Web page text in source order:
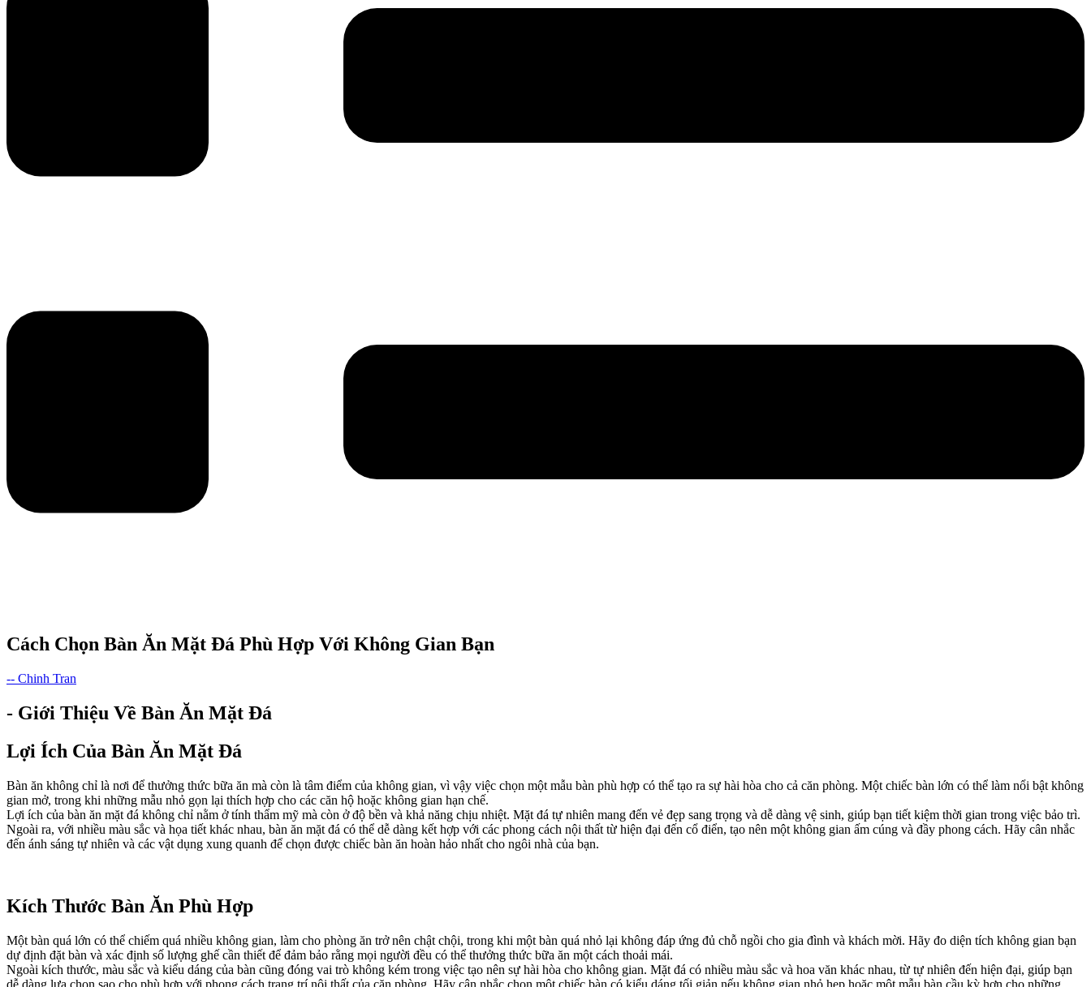
Cách Chọn Bàn Ăn Mặt Đá Phù Hợp Với Không Gian Bạn
-- Chinh Tran
- Giới Thiệu Về Bàn Ăn Mặt Đá
Lợi Ích Của Bàn Ăn Mặt Đá
Bàn ăn không chỉ là nơi để thưởng thức bữa ăn mà còn là tâm điểm của không gian, vì vậy việc chọn một mẫu bàn phù hợp có thể tạo ra sự hài hòa cho cả căn phòng. Một chiếc bàn lớn có thể làm nổi bật không
gian mở, trong khi những mẫu nhỏ gọn lại thích hợp cho các căn hộ hoặc không gian hạn chế.
Lợi ích của bàn ăn mặt đá không chỉ nằm ở tính thẩm mỹ mà còn ở độ bền và khả năng chịu nhiệt. Mặt đá tự nhiên mang đến vẻ đẹp sang trọng và dễ dàng vệ sinh, giúp bạn tiết kiệm thời gian trong việc bảo trì.
Ngoài ra, với nhiều màu sắc và họa tiết khác nhau, bàn ăn mặt đá có thể dễ dàng kết hợp với các phong cách nội thất từ hiện đại đến cổ điển, tạo nên một không gian ấm cúng và đầy phong cách. Hãy cân nhắc
đến ánh sáng tự nhiên và các vật dụng xung quanh để chọn được chiếc bàn ăn hoàn hảo nhất cho ngôi nhà của bạn.
Kích Thước Bàn Ăn Phù Hợp
Một bàn quá lớn có thể chiếm quá nhiều không gian, làm cho phòng ăn trở nên chật chội, trong khi một bàn quá nhỏ lại không đáp ứng đủ chỗ ngồi cho gia đình và khách mời. Hãy đo diện tích không gian bạn
dự định đặt bàn và xác định số lượng ghế cần thiết để đảm bảo rằng mọi người đều có thể thưởng thức bữa ăn một cách thoải mái.
Ngoài kích thước, màu sắc và kiểu dáng của bàn cũng đóng vai trò không kém trong việc tạo nên sự hài hòa cho không gian. Mặt đá có nhiều màu sắc và hoa văn khác nhau, từ tự nhiên đến hiện đại, giúp bạn
dễ dàng lựa chọn sao cho phù hợp với phong cách trang trí nội thất của căn phòng. Hãy cân nhắc chọn một chiếc bàn có kiểu dáng tối giản nếu không gian nhỏ hẹp hoặc một mẫu bàn cầu kỳ hơn cho những